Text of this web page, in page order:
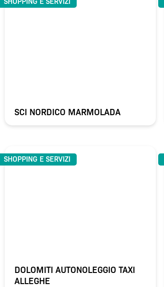
SCI NORDICO MARMOLADA
DOLOMITI AUTONOLEGGIO TAXI
ALLEGHE
SHOPPING E SERVIZI